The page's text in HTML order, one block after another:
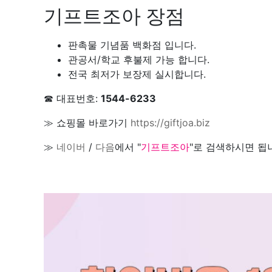
기프트조아 장점
판촉물 기념품 백화점 입니다.
관공서/학교 후불제 가능 합니다.
전국 최저가 보장제 실시합니다.
☎ 대표번호: 1544-6233
≫ 쇼핑몰 바로가기 https://giftjoa.biz
≫ 네이버 / 다음에서 "기프트조아"로 검색하시면 됩